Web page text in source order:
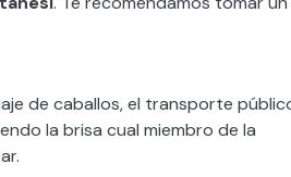
de caballos, el transporte
la brisa cual miembro de la